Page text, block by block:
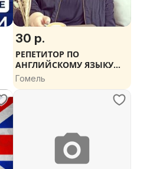
30 р.
РЕПЕТИТОР ПО
АНГЛИЙСКОМУ ЯЗЫКУ
(НОВЫЙ УНИВЕРМАГ)
Гомель